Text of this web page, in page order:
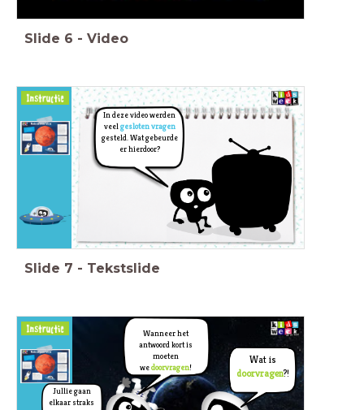
Slide 6 - Video
In deze video werden
veelgesloten vragen
gesteld. Wat gebeurde
er hierdoor?
Slide 7 - Tekstslide
Wat is
doorvragen?!
Wanneer het
antwoord kort is
moeten
wedoorvragen!
Jullie gaan
elkaar straks